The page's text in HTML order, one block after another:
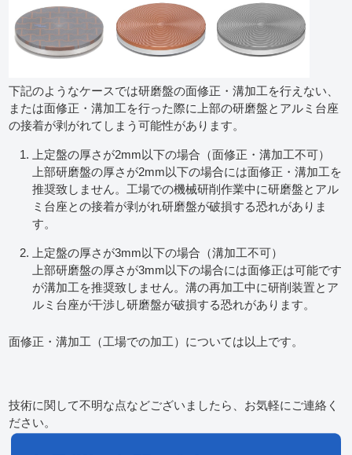
下記のようなケースでは研磨盤の面修正・溝加工を行えない、
または面修正・溝加工を行った際に上部の研磨盤とアルミ台座
の接着が剥がれてしまう可能性があります。
上定盤の厚さが2mm以下の場合（面修正・溝加工不可）
上部研磨盤の厚さが2mm以下の場合には面修正・溝加工を
推奨致しません。工場での機械研削作業中に研磨盤とアル
ミ台座との接着が剥がれ研磨盤が破損する恐れがありま
す。
上定盤の厚さが3mm以下の場合（溝加工不可）
上部研磨盤の厚さが3mm以下の場合には面修正は可能です
が溝加工を推奨致しません。溝の再加工中に研削装置とア
ルミ台座が干渉し研磨盤が破損する恐れがあります。
面修正・溝加工（工場での加工）については以上です。
技術に関して不明な点などございましたら、お気軽にご連絡く
ださい。